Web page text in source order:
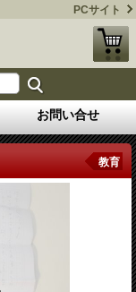
PCサイト
お問い合せ
教育